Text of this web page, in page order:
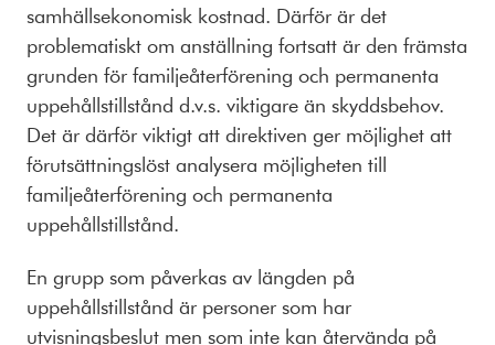
samhällsekonomisk kostnad. Därför är det
problematiskt om anställning fortsatt är den främsta
grunden för familjeåterförening och permanenta
uppehållstillstånd d.v.s. viktigare än skyddsbehov.
Det är därför viktigt att direktiven ger möjlighet att
förutsättningslöst analysera möjligheten till
familjeåterförening och permanenta
uppehållstillstånd.
En grupp som påverkas av längden på
uppehållstillstånd är personer som har
utvisningsbeslut men som inte kan återvända på